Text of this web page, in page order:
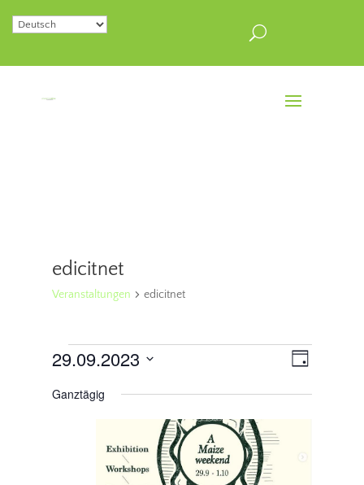
edicitnet
Veranstaltungen edicitnet
Veranstaltungen
für
29.
Tag
29.09.2023
wählen.
Ganztägig